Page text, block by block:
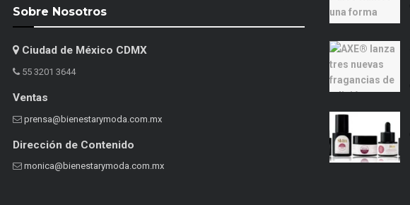
Sobre Nosotros
Ciudad de México CDMX
55 3201 3644
Ventas
prensa@bienestarymoda.com.mx
Dirección de Contenido
monica@bienestarymoda.com.mx